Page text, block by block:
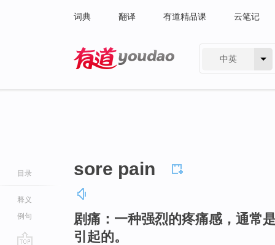
词典 翻译 有道精品课 云笔记
中英
目录
释义
例句
sore pain
剧痛：一种强烈的疼痛感，通常
引起的。